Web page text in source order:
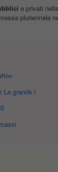
e privati
pluriennale
La grande I